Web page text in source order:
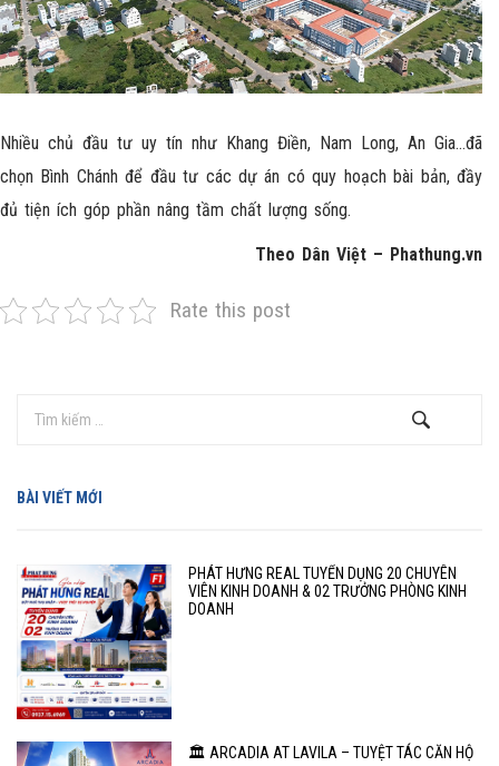
Nhiều chủ đầu tư uy tín như Khang Điền, Nam Long, An Gia…đã
chọn Bình Chánh để đầu tư các dự án có quy hoạch bài bản, đầy
đủ tiện ích góp phần nâng tầm chất lượng sống.
Theo Dân Việt – Phathung.vn
Rate this post
BÀI VIẾT MỚI
PHÁT HƯNG REAL TUYỂN DỤNG 20 CHUYÊN
VIÊN KINH DOANH & 02 TRƯỞNG PHÒNG KINH
DOANH
🏛️ ARCADIA AT LAVILA – TUYỆT TÁC CĂN HỘ